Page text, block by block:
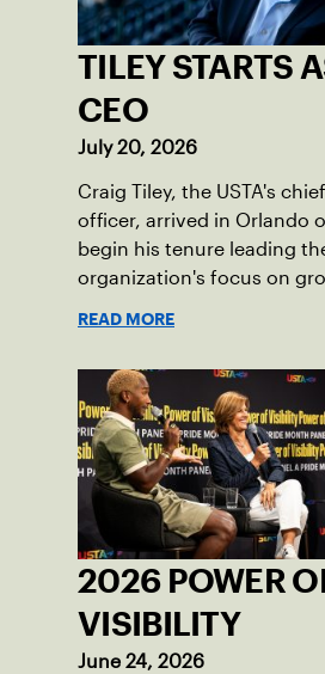
TILEY STARTS
CEO
July 20, 2026
Craig Tiley, the USTA's
officer, arrived in Orlando
begin his tenure leading
organization's focus on
READ MORE
2026 POWER
VISIBILITY
June 24, 2026